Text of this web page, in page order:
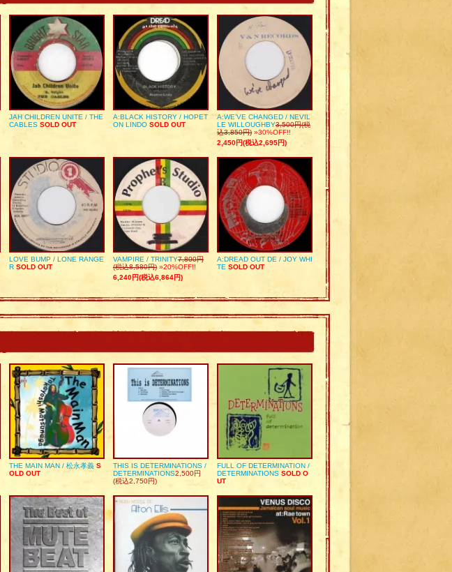
JAH CHILDREN UNITE / THE
CABLES SOLD OUT
A:BLACK HISTORY / HOPET
ON LINDO SOLD OUT
A:WE’VE CHANGED / NEVIL
LE WILLOUGHBY3,500円(税
込3,850円) »30%OFF!!
2,450円(税込2,695円)
LOVE BUMP / LONE RANGE
R SOLD OUT
VAMPIRE / TRINITY7,800円
(税込8,580円) »20%OFF!!
6,240円(税込6,864円)
A:DREAD OUT DE / JOY WHI
TE SOLD OUT
THE MAIN MAN / 松永孝義 S
OLD OUT
THIS IS DETERMINATIONS /
DETERMINATIONS2,500円
(税込2,750円)
FULL OF DETERMINATION /
DETERMINATIONS SOLD O
UT